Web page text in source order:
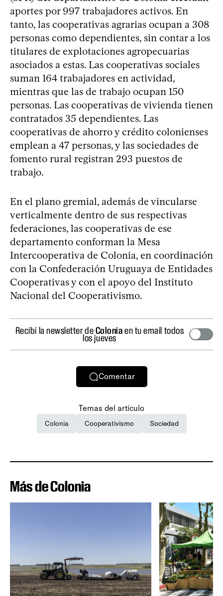
aportes por 997 trabajadores activos. En
tanto, las cooperativas agrarias ocupan a 308
personas como dependientes, sin contar a los
titulares de explotaciones agropecuarias
asociados a estas. Las cooperativas sociales
suman 164 trabajadores en actividad,
mientras que las de trabajo ocupan 150
personas. Las cooperativas de vivienda tienen
contratados 35 dependientes. Las
cooperativas de ahorro y crédito colonienses
emplean a 47 personas, y las sociedades de
fomento rural registran 293 puestos de
trabajo.
En el plano gremial, además de vincularse
verticalmente dentro de sus respectivas
federaciones, las cooperativas de ese
departamento conforman la Mesa
Intercooperativa de Colonia, en coordinación
con la Confederación Uruguaya de Entidades
Cooperativas y con el apoyo del Instituto
Nacional del Cooperativismo.
Recibí la newsletter deColoniaen tu email todos
los jueves
Comentar
Temas del artículo
Colonia Cooperativismo Sociedad
Más de Colonia